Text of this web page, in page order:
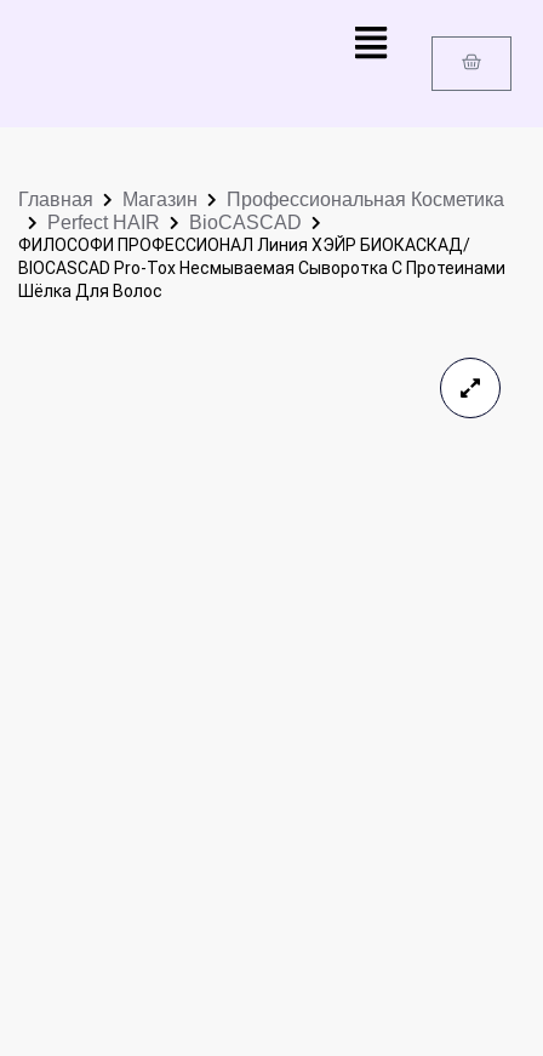
Главная Магазин
Профессиональная Косметика
Perfect HAIR
BioCASCAD
ФИЛОСОФИ ПРОФЕССИОНАЛ Линия ХЭЙР БИОКАСКАД/
BIOCASCAD Pro-Tox Несмываемая Сыворотка С Протеинами
Шёлка Для Волос